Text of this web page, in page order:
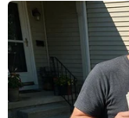
TIN LIÊN